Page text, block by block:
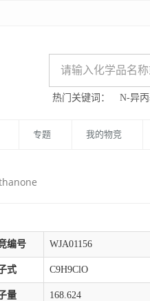
热门关键词： N-异
专题 我的物竞
编号 WJA01156
式 C9H9ClO
量 168.624